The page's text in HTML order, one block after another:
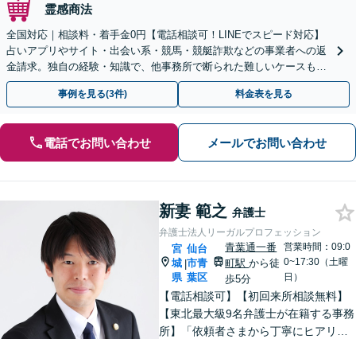
霊感商法
全国対応｜相談料・着手金0円【電話相談可！LINEでスピード対応】
占いアプリやサイト・出会い系・競馬・競艇詐欺などの事業者への返
金請求。独自の経験・知識で、他事務所で断られた難しいケースも解
決に導いた実績あり。まずはお気軽にご相談ください
事例を見る(3件) 料金表を見る
電話でお問い合わせ メールでお問い合わせ
新妻 範之 弁護士
弁護士法人リーガルプロフェッション
宮
城
県
|
仙台
市青
葉区
青葉通一番
町駅から徒
歩5分
営業時間：09:0
0~17:30（土曜
日）
【電話相談可】【初回来所相談無料】
【東北最大級9名弁護士が在籍する事務
所】「依頼者さまから丁寧にヒアリン